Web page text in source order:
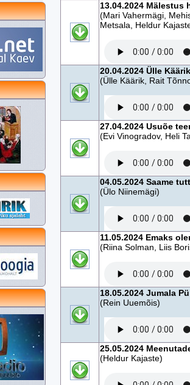
13.04.2024 Mälestus
(Mari Vahermägi,
Metsala, Heldur
20.04.2024 Ülle
(Ülle Käärik, Rait
27.04.2024 Usuõe
(Evi Vinogradov, Heli
04.05.2024 Saame
(Ülo Niinemägi)
11.05.2024 Emaks
(Riina Solman, Liis
18.05.2024 Jumala
(Rein Uuemõis)
25.05.2024
(Heldur Kajaste)